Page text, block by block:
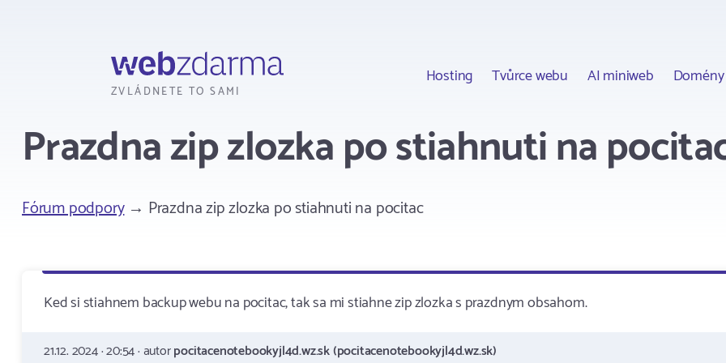
ZVLÁDNETE TO SAMI
Hosting Tvůrce webu AI miniweb Domény
Prazdna zip zlozka po stiahnuti na
Fórum podpory→ Prazdna zip zlozka po stiahnuti na pocitac
Ked si stiahnem backup webu na pocitac, tak sa mi stiahne zip zlozka s prazdnym obsahom.
21.12. 2024 · 20:54 · autorpocitacenotebookyjl4d.wz.sk (pocitacenotebookyjl4d.wz.sk)